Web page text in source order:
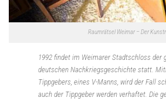
Raumrätsel Weimar – Der
1992 findet im Weimarer Stadtschloss der
deutschen Nachkriegsgeschichte statt.
Tippgebers, eines V-Manns, wird der Fall
auch der Tippgeber werden verhaftet. Die